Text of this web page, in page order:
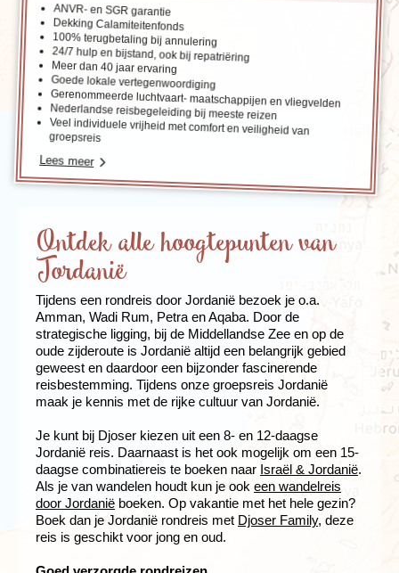
ANVR- en SGR garantie
Dekking Calamiteitenfonds
100% terugbetaling bij annulering
24/7 hulp en bijstand, ook bij repatriëring
Meer dan 40 jaar ervaring
Goede lokale vertegenwoordiging
Gerenommeerde luchtvaart- maatschappijen en vliegvelden
Nederlandse reisbegeleiding bij meeste reizen
Veel individuele vrijheid met comfort en veiligheid van
groepsreis
Lees meer
Ontdek alle hoogtepunten van
Jordanië
Tijdens een rondreis door Jordanië bezoek je o.a.
Amman, Wadi Rum, Petra en Aqaba. Door de
strategische ligging, bij de Middellandse Zee en op de
oude zijderoute is Jordanië altijd een belangrijk gebied
geweest en daardoor een bijzonder fascinerende
reisbestemming. Tijdens onze groepsreis Jordanië
maak je kennis met de rijke cultuur van Jordanië.
Je kunt bij Djoser kiezen uit een 8- en 12-daagse
Jordanië reis. Daarnaast is het ook mogelijk om een 15-
daagse combinatiereis te boeken naar Israël & Jordanië.
Als je van wandelen houdt kun je ook een wandelreis
door Jordanië boeken. Op vakantie met het hele gezin?
Boek dan je Jordanië rondreis met Djoser Family, deze
reis is geschikt voor jong en oud.